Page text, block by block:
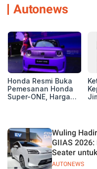
Autonews
Honda Resmi Buka
Pemesanan Honda
Super-ONE, Harga
AUTONEWS
Wuling
GIIAS 2026:
Seater